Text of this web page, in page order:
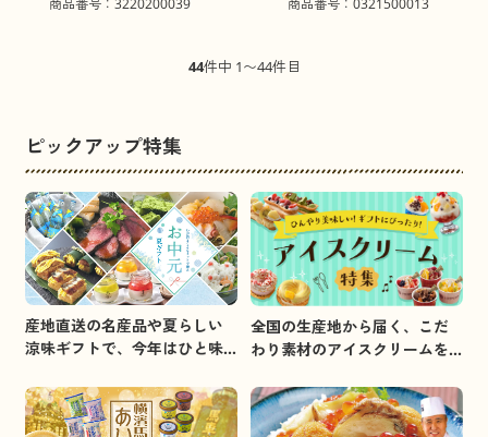
44件中 1〜44件目
ピックアップ特集
産地直送の名産品や夏らしい
涼味ギフトで、今年はひと味
全国の生産地から届く、こだ
わり素材のアイスクリームを